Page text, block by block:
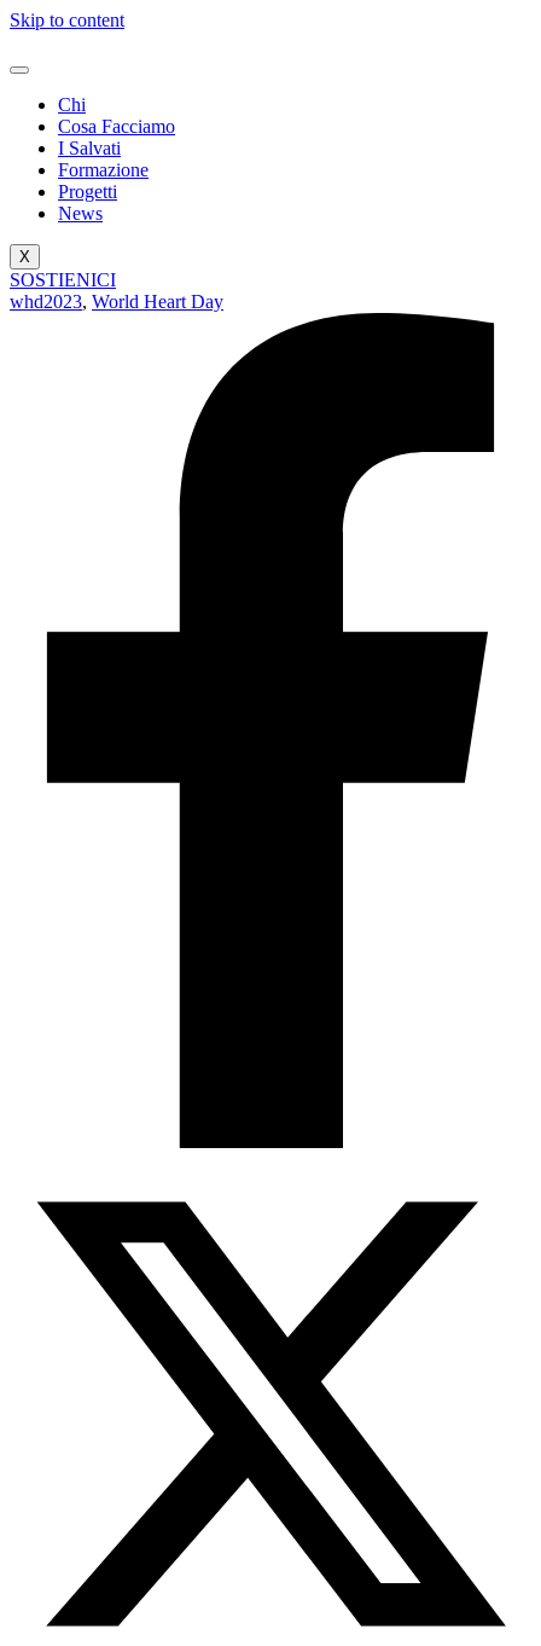
Skip to content
Chi
Cosa Facciamo
I Salvati
Formazione
Progetti
News
X
SOSTIENICI
whd2023, World Heart Day